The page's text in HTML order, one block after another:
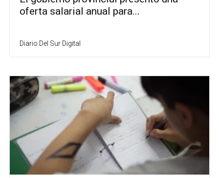
oferta salarial anual para...
Diario Del Sur Digital